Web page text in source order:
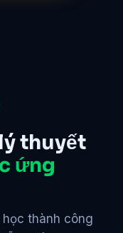
thuyết
ứng
thành công